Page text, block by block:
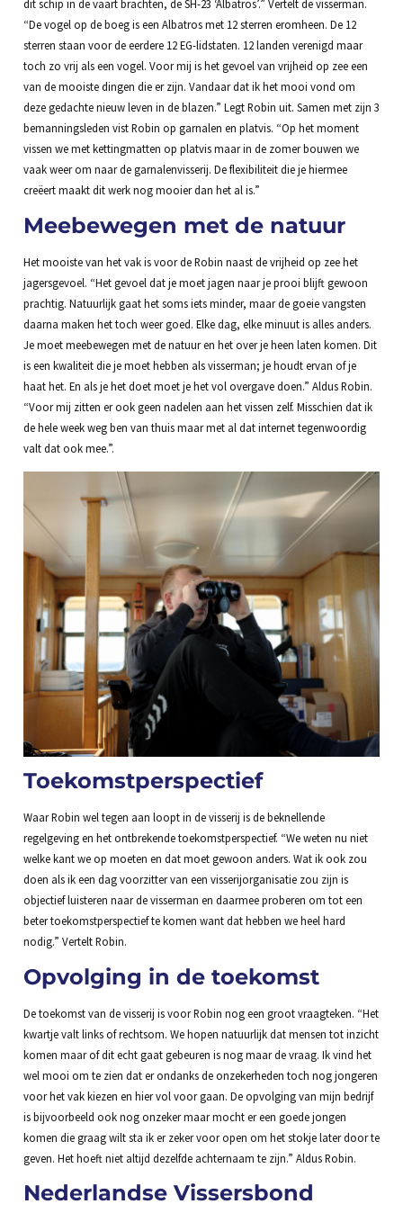
dit schip in de vaart brachten, de SH-23 ‘Albatros’.” Vertelt de visserman.
“De vogel op de boeg is een Albatros met 12 sterren eromheen. De 12
sterren staan voor de eerdere 12 EG-lidstaten. 12 landen verenigd maar
toch zo vrij als een vogel. Voor mij is het gevoel van vrijheid op zee een
van de mooiste dingen die er zijn. Vandaar dat ik het mooi vond om
deze gedachte nieuw leven in de blazen.” Legt Robin uit. Samen met zijn 3
bemanningsleden vist Robin op garnalen en platvis. “Op het moment
vissen we met kettingmatten op platvis maar in de zomer bouwen we
vaak weer om naar de garnalenvisserij. De flexibiliteit die je hiermee
creëert maakt dit werk nog mooier dan het al is.”
Meebewegen met de natuur
Het mooiste van het vak is voor de Robin naast de vrijheid op zee het
jagersgevoel. “Het gevoel dat je moet jagen naar je prooi blijft gewoon
prachtig. Natuurlijk gaat het soms iets minder, maar de goeie vangsten
daarna maken het toch weer goed. Elke dag, elke minuut is alles anders.
Je moet meebewegen met de natuur en het over je heen laten komen. Dit
is een kwaliteit die je moet hebben als visserman; je houdt ervan of je
haat het. En als je het doet moet je het vol overgave doen.” Aldus Robin.
“Voor mij zitten er ook geen nadelen aan het vissen zelf. Misschien dat ik
de hele week weg ben van thuis maar met al dat internet tegenwoordig
valt dat ook mee.”.
Toekomstperspectief
Waar Robin wel tegen aan loopt in de visserij is de beknellende
regelgeving en het ontbrekende toekomstperspectief. “We weten nu niet
welke kant we op moeten en dat moet gewoon anders. Wat ik ook zou
doen als ik een dag voorzitter van een visserijorganisatie zou zijn is
objectief luisteren naar de visserman en daarmee proberen om tot een
beter toekomstperspectief te komen want dat hebben we heel hard
nodig.” Vertelt Robin.
Opvolging in de toekomst
De toekomst van de visserij is voor Robin nog een groot vraagteken. “Het
kwartje valt links of rechtsom. We hopen natuurlijk dat mensen tot inzicht
komen maar of dit echt gaat gebeuren is nog maar de vraag. Ik vind het
wel mooi om te zien dat er ondanks de onzekerheden toch nog jongeren
voor het vak kiezen en hier vol voor gaan. De opvolging van mijn bedrijf
is bijvoorbeeld ook nog onzeker maar mocht er een goede jongen
komen die graag wilt sta ik er zeker voor open om het stokje later door te
geven. Het hoeft niet altijd dezelfde achternaam te zijn.” Aldus Robin.
Nederlandse Vissersbond